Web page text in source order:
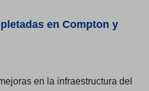
en Compton y
en la infraestructura del